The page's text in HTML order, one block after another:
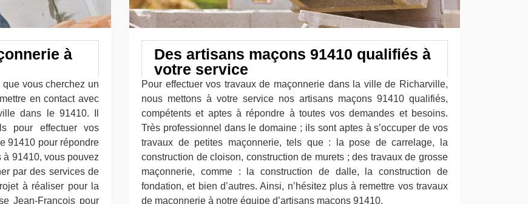
à
vous cherchez un
en contact avec
dans le 91410. Il
pour effectuer vos
91410 pour répondre
91410, vous pouvez
par des services de
à réaliser pour la
Jean-François pour
Des artisans maçons 91410 qualifiés à
votre service
Pour effectuer vos travaux de maçonnerie dans la ville de Richarville,
nous mettons à votre service nos artisans maçons 91410 qualifiés,
compétents et aptes à répondre à toutes vos demandes et besoins.
Très professionnel dans le domaine ; ils sont aptes à s’occuper de vos
travaux de petites maçonnerie, tels que : la pose de carrelage, la
construction de cloison, construction de murets ; des travaux de grosse
maçonnerie, comme : la construction de dalle, la construction de
fondation, et bien d’autres. Ainsi, n’hésitez plus à remettre vos travaux
de maçonnerie à notre équipe d’artisans maçons 91410.